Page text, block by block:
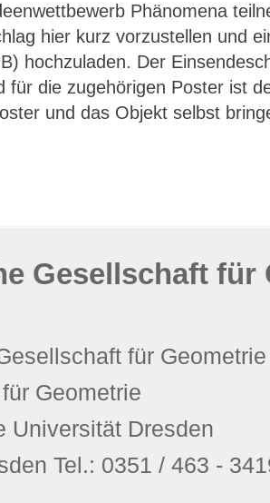
Phänomena
hier kurz vorzustellen und
hochzuladen. Der
für die zugehörigen Poster ist
und das Objekt selbst
Gesellschaft für
für
Geometrie
Universität Dresden
Tel.: 0351 / 463 -